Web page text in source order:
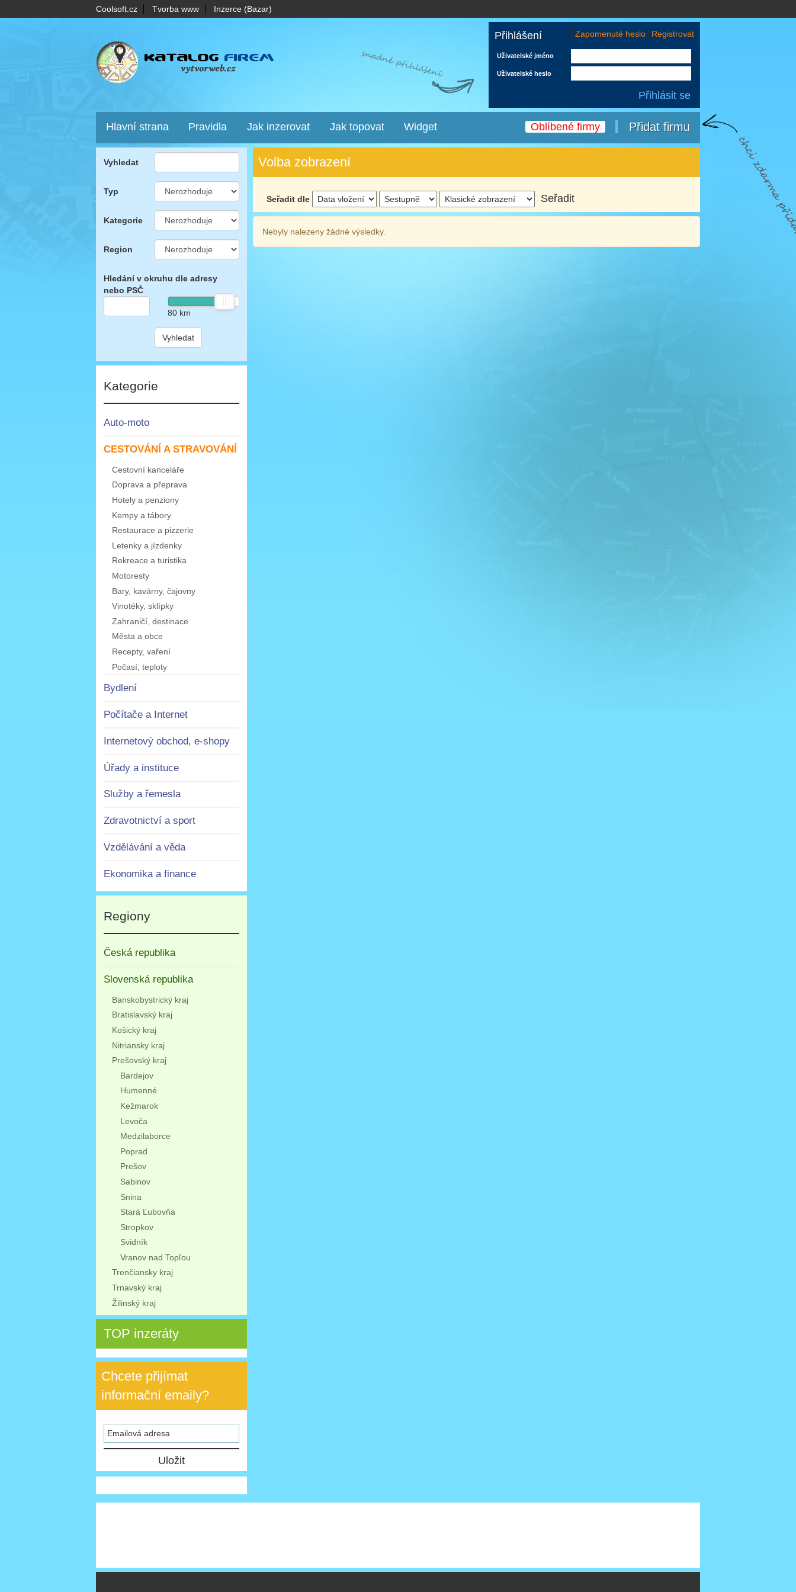
Coolsoft.cz Tvorba www Inzerce (Bazar)
Přihlášení Registrovat
Zapomenuté heslo
Uživatelské jméno
Uživatelské heslo
Přidat firmu
Hlavní strana Pravidla Jak inzerovat Jak topovat Widget Oblíbené firmy
Vyhledat
Typ
Kategorie
Region
Hledání v okruhu dle adresy
nebo PSČ
80km
Vyhledat
Kategorie
Auto-moto
CESTOVÁNÍ A STRAVOVÁNÍ
Cestovní kanceláře
Doprava a přeprava
Hotely a penziony
Kempy a tábory
Restaurace a pizzerie
Letenky a jízdenky
Rekreace a turistika
Motoresty
Bary, kavárny, čajovny
Vinotéky, sklípky
Zahraničí, destinace
Města a obce
Recepty, vaření
Počasí, teploty
Bydlení
Počítače a Internet
Internetový obchod, e-shopy
Úřady a instituce
Služby a řemesla
Zdravotnictví a sport
Vzdělávání a věda
Ekonomika a finance
Regiony
Česká republika
Slovenská republika
Banskobystrický kraj
Bratislavský kraj
Košický kraj
Nitriansky kraj
Prešovský kraj
Bardejov
Humenné
Kežmarok
Levoča
Medzilaborce
Poprad
Prešov
Sabinov
Snina
Stará Ľubovňa
Stropkov
Svidník
Vranov nad Topľou
Trenčiansky kraj
Trnavský kraj
Žilinský kraj
TOP inzeráty
Chcete přijímat
informační emaily?
Volba zobrazení
Seřadit dle
Nebyly nalezeny žádné výsledky.